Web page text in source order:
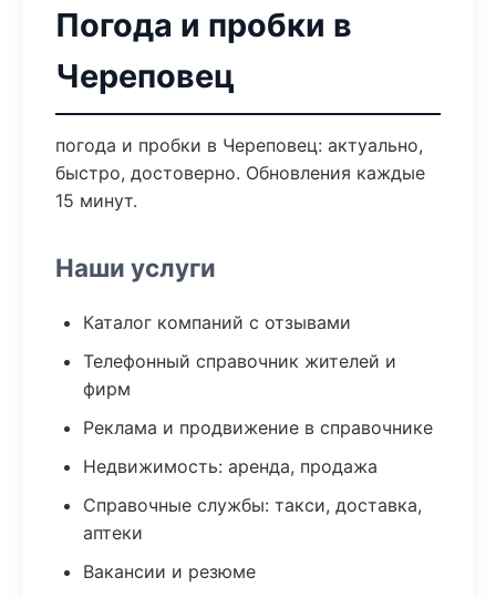
Погода и пробки в
Череповец
погода и пробки в Череповец: актуально,
быстро, достоверно. Обновления каждые
15 минут.
Наши услуги
Каталог компаний с отзывами
Телефонный справочник жителей и
фирм
Реклама и продвижение в справочнике
Недвижимость: аренда, продажа
Справочные службы: такси, доставка,
аптеки
Вакансии и резюме